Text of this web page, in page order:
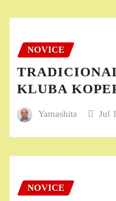
NOVICE
KLUBA
Yamashita Jul
NOVICE